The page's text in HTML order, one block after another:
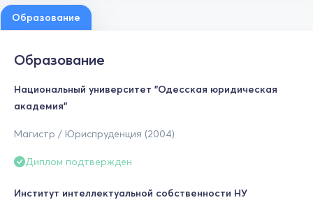
Образование
Образование
Национальный университет "Одесская юридическая
академия"
Магистр / Юриспруденция (2004)
Диплом подтвержден
Институт интеллектуальной собственности НУ